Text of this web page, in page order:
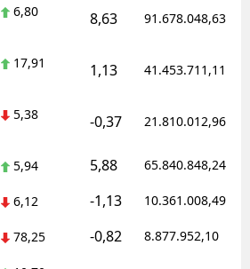
6,80 8,63 91.678.048,63
17,91 1,13 41.453.711,11
5,38 -0,37 21.810.012,96
5,94 5,88 65.840.848,24
6,12 -1,13 10.361.008,49
78,25 -0,82 8.877.952,10